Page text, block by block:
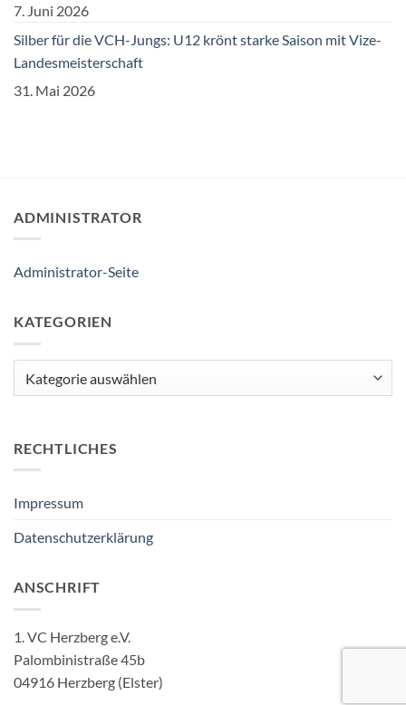
7. Juni 2026
Silber für die VCH-Jungs: U12 krönt starke Saison mit Vize-
Landesmeisterschaft
31. Mai 2026
ADMINISTRATOR
Administrator-Seite
KATEGORIEN
RECHTLICHES
Impressum
Datenschutzerklärung
ANSCHRIFT
1. VC Herzberg e.V.
Palombinistraße 45b
04916 Herzberg (Elster)